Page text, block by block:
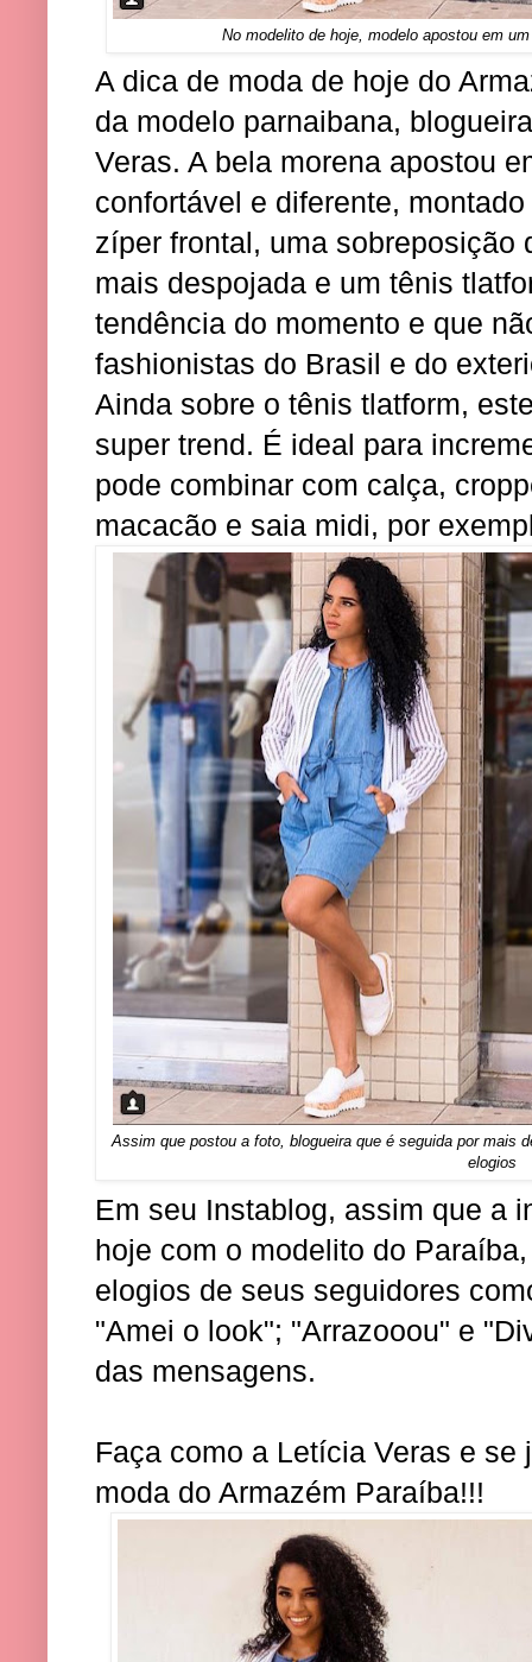
No modelito de hoje, modelo apostou em
A dica de moda de hoje do
da modelo parnaibana,
Veras. A bela morena apostou
confortável e diferente,
zíper frontal, uma sobreposição
mais despojada e um tênis
tendência do momento e que
fashionistas do Brasil e do
Ainda sobre o tênis tlatform,
super trend. É ideal para
pode combinar com calça,
macacão e saia midi, por
Assim que postou a foto, blogueira que é seguida por mais
elogios
Em seu Instablog, assim que a
hoje com o modelito do
elogios de seus seguidores
"Amei o look"; "Arrazooou" e
das mensagens.
Faça como a Letícia Veras e se
moda do Armazém Paraíba!!!